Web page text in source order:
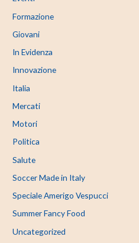
Formazione
Giovani
In Evidenza
Innovazione
Italia
Mercati
Motori
Politica
Salute
Soccer Made in Italy
Speciale Amerigo Vespucci
Summer Fancy Food
Uncategorized